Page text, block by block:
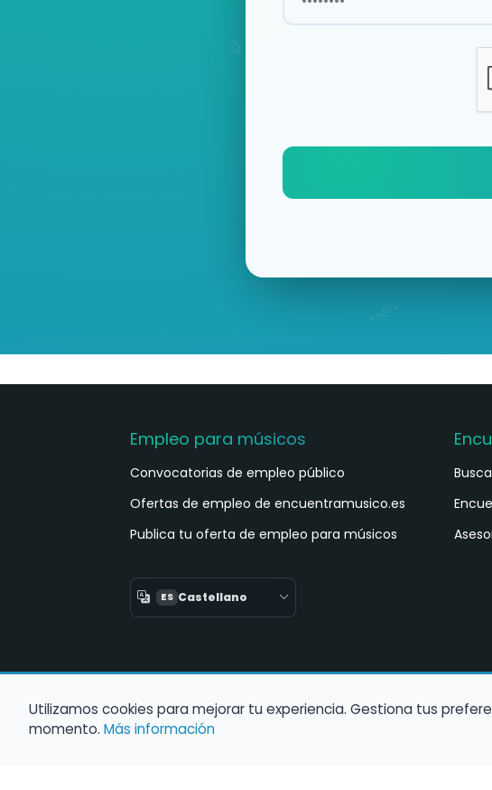
Empleo para músicos
Convocatorias de empleo público
Ofertas de empleo de encuentramusico.es
Publica tu oferta de empleo para músicos
ES Castellano
Utilizamos cookies para mejorar tu experiencia. Gestiona tus
momento. Más información